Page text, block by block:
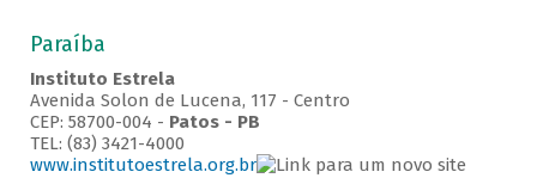
Paraíba
Instituto Estrela
Avenida Solon de Lucena, 117 - Centro
CEP: 58700-004 - Patos - PB
TEL: (83) 3421-4000
www.institutoestrela.org.br